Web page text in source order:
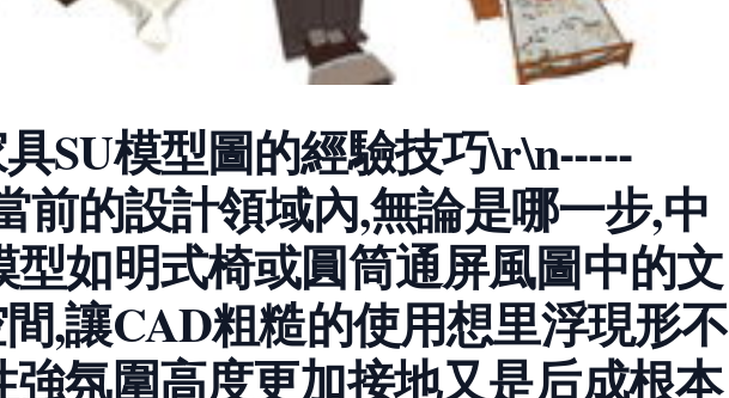
SU模型圖的經驗技巧\r\n-----
前的設計領域內,無論是哪一步,中
型如明式椅或圓筒通屏風圖中的文
,讓CAD粗糙的使用想里浮現形不
強氛圍高度更加接地又是后成根本